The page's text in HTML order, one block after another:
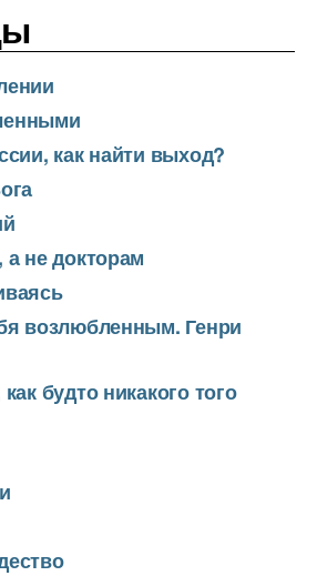
как найти выход?
не докторам
возлюбленным. Генри
будто никакого того